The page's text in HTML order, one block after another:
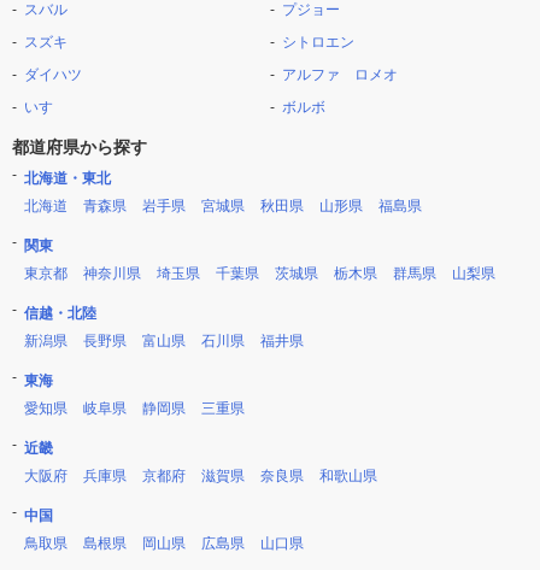
スバル
スズキ
ダイハツ
いすゞ
プジョー
シトロエン
アルファ ロメオ
ボルボ
都道府県から探す
北海道・東北
北海道
青森県 岩手県 宮城県 秋田県 山形県 福島県
関東
東京都
神奈川県 埼玉県 千葉県 茨城県 栃木県 群馬県 山梨県
信越・北陸
新潟県
長野県 富山県 石川県 福井県
東海
愛知県
岐阜県 静岡県 三重県
近畿
大阪府
兵庫県 京都府 滋賀県 奈良県 和歌山県
中国
鳥取県
島根県 岡山県 広島県 山口県